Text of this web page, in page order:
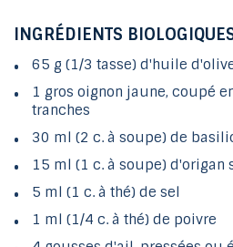
INGRÉDIENTS
65 g (1/3 tasse) d'huile
1 gros oignon jaune, coupé
tranches
30 ml (2 c. à soupe) de
15 ml (1 c. à soupe) d'origan
5 ml (1 c. à thé) de sel
1 ml (1/4 c. à thé) de poivre